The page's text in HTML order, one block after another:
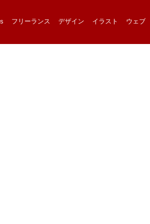
フリーランス デザイン イラスト ウェブ